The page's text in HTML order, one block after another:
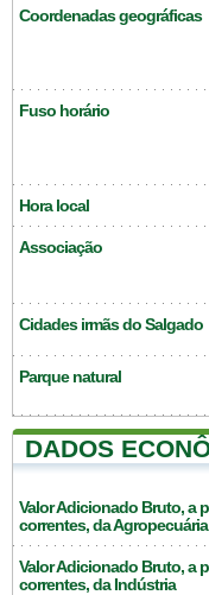
Coordenadas geográficas
Fuso horário
Hora local
Associação
Cidades irmãs do Salgado
Parque natural
DADOS
Valor Adicionado Bruto, a
correntes, da Agropecuária
Valor Adicionado Bruto, a
correntes, da Indústria